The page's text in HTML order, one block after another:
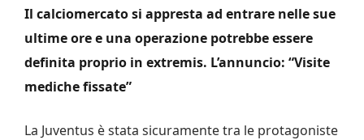
Il calciomercato si appresta ad entrare nelle sue
ultime ore e una operazione potrebbe essere
definita proprio in extremis. L’annuncio: “Visite
mediche fissate”
La Juventus è stata sicuramente tra le protagoniste